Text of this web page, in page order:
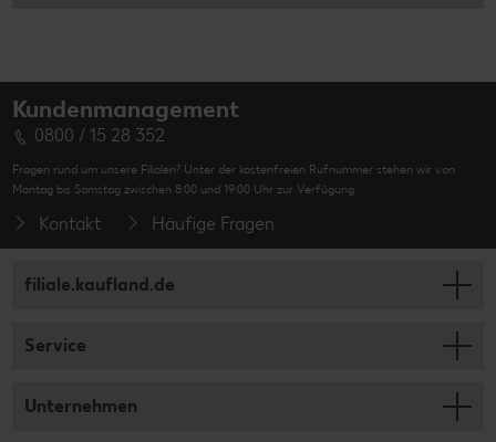
Kundenmanagement
0800 / 15 28 352
Fragen rund um unsere Filialen? Unter der kostenfreien Rufnummer stehen wir von
Montag bis Samstag zwischen 8:00 und 19:00 Uhr zur Verfügung.
Kontakt Häufige Fragen
filiale.kaufland.de
Service
Unternehmen